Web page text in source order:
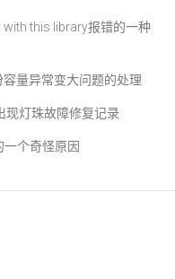
this library报错的一种
量异常变大问题的处理
现灯珠故障修复记录
一个奇怪原因